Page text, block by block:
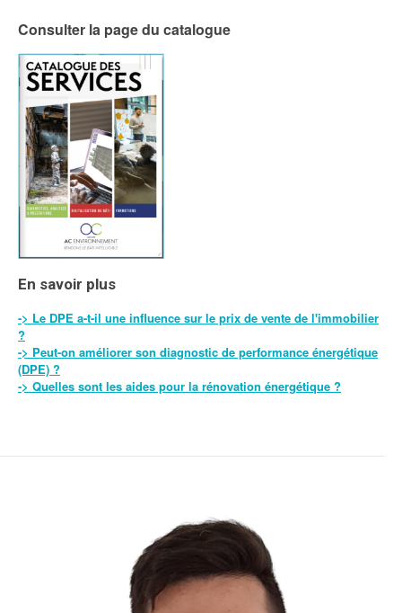
Consulter la page du catalogue
En savoir plus
-> Le DPE a-t-il une influence sur le prix de vente de l'immobilier
?
-> Peut-on améliorer son diagnostic de performance énergétique
(DPE) ?
-> Quelles sont les aides pour la rénovation énergétique ?